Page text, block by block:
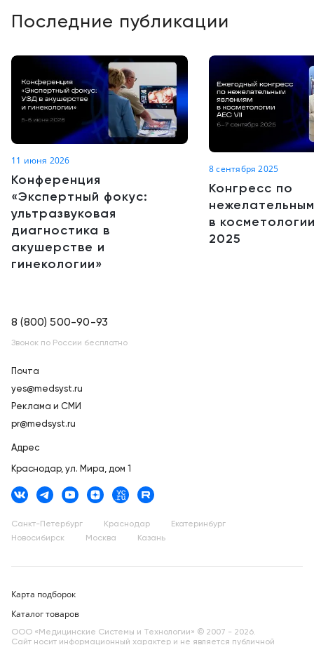
Последние публикации
11 июня 2026
Конференция
«Экспертный фокус:
ультразвуковая
диагностика в
акушерстве и
гинекологии»
8 сентября 2025
Конгресс по
в
2025
8 (800) 500-90-93
Звонок по России бесплатно
Почта
yes@medsyst.ru
Реклама и СМИ
pr@medsyst.ru
Адрес
Краснодар, ул. Мира, дом 1
Санкт-Петербург Краснодар
Екатеринбург
Новосибирск
Москва Казань
Карта подборок
Каталог товаров
ООО «Медицинские Системы и Технологии» © 2007 - 2026.
Сайт носит информационный характер и не является публичной